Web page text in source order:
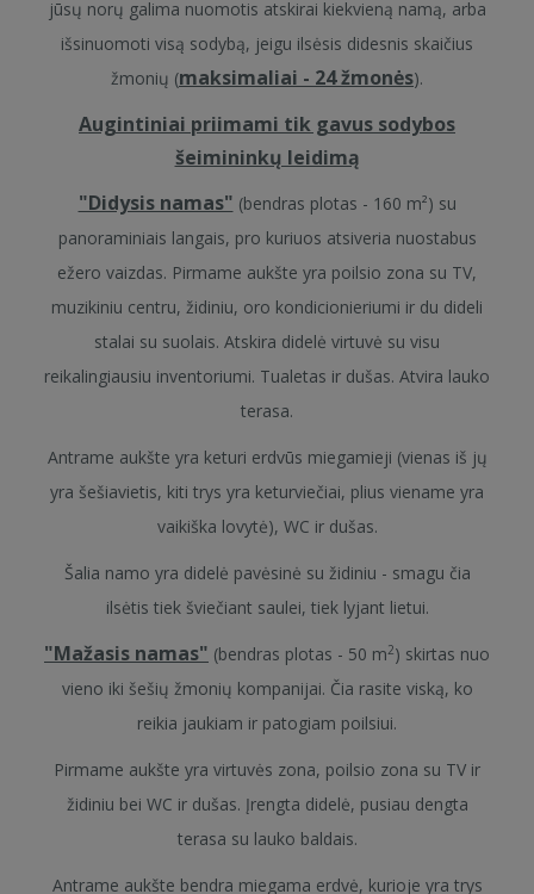
jūsų norų galima nuomotis atskirai kiekvieną namą, arba
išsinuomoti visą sodybą, jeigu ilsėsis didesnis skaičius
žmonių (maksimaliai - 24 žmonės).
Augintiniai priimami tik gavus sodybos
šeimininkų leidimą
"Didysis namas" (bendras plotas - 160 m²) su
panoraminiais langais, pro kuriuos atsiveria nuostabus
ežero vaizdas. Pirmame aukšte yra poilsio zona su TV,
muzikiniu centru, židiniu, oro kondicionieriumi ir du dideli
stalai su suolais. Atskira didelė virtuvė su visu
reikalingiausiu inventoriumi. Tualetas ir dušas. Atvira lauko
terasa.
Antrame aukšte yra keturi erdvūs miegamieji (vienas iš jų
yra šešiavietis, kiti trys yra keturviečiai, plius viename yra
vaikiška lovytė), WC ir dušas.
Šalia namo yra didelė pavėsinė su židiniu - smagu čia
ilsėtis tiek šviečiant saulei, tiek lyjant lietui.
"Mažasis namas" (bendras plotas - 50 m2) skirtas nuo
vieno iki šešių žmonių kompanijai. Čia rasite viską, ko
reikia jaukiam ir patogiam poilsiui.
Pirmame aukšte yra virtuvės zona, poilsio zona su TV ir
židiniu bei WC ir dušas. Įrengta didelė, pusiau dengta
terasa su lauko baldais.
Antrame aukšte bendra miegama erdvė, kurioje yra trys